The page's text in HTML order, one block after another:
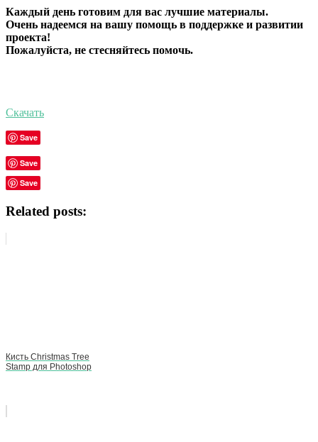
Каждый день готовим для вас лучшие материалы.
Очень надеемся на вашу помощь в поддержке и развитии
проекта!
Пожалуйста, не стесняйтесь помочь.
Скачать
Save
Save
Save
Related posts:
Кисть Christmas Tree
Stamp для Photoshop